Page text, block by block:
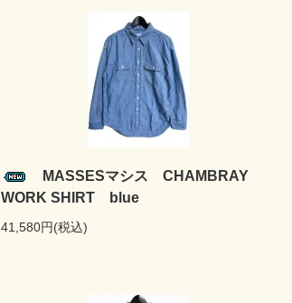
MASSESマシス CHAMBRAY
WORK SHIRT blue
41,580円(税込)